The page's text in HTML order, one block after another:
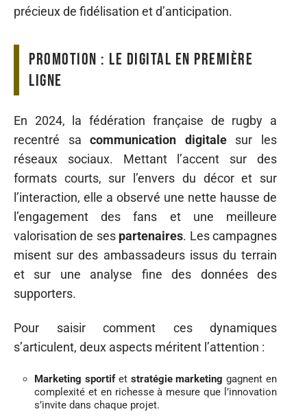
précieux de fidélisation et d’anticipation.
Promotion : le digital en première
ligne
En 2024, la fédération française de rugby a
recentré sacommunication digitalesur les
réseaux sociaux. Mettant l’accent sur des
formats courts, sur l’envers du décor et sur
l’interaction, elle a observé une nette hausse de
l’engagement des fans et une meilleure
valorisation de ses partenaires. Les campagnes
misent sur des ambassadeurs issus du terrain
et sur une analyse fine des données des
supporters.
Pour saisir comment ces dynamiques
s’articulent, deux aspects méritent l’attention :
Marketing sportifet stratégie marketing gagnent en
complexité et en richesse à mesure que l’innovation
s’invite dans chaque projet.